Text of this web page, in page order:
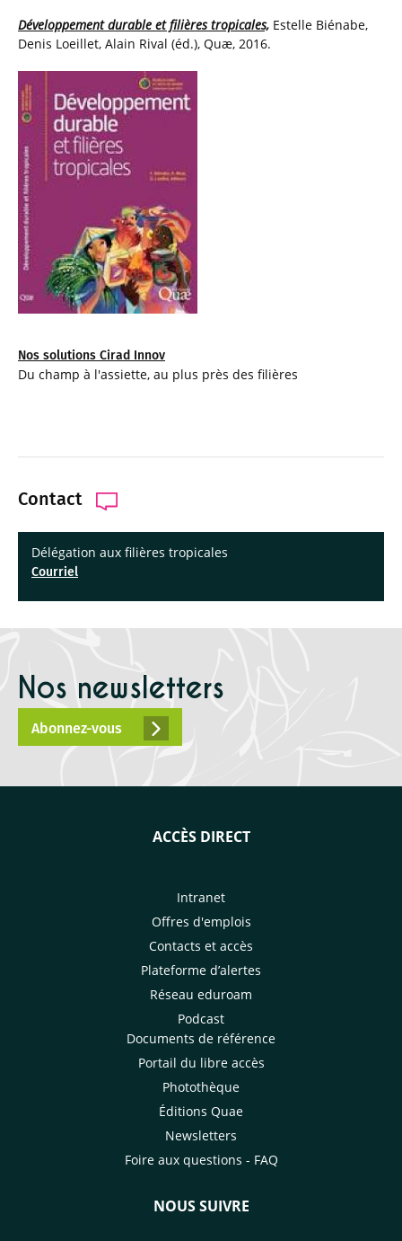
Développement durable et filières tropicales, Estelle Biénabe,
Denis Loeillet, Alain Rival (éd.), Quæ, 2016.
Nos solutions Cirad Innov
Du champ à l'assiette, au plus près des filières
Contact
Délégation aux filières tropicales
Courriel
Nos newsletters
Abonnez-vous
ACCÈS DIRECT
Intranet
Offres d'emplois
Contacts et accès
Plateforme d’alertes
Réseau eduroam
Podcast
Documents de référence
Portail du libre accès
Photothèque
Éditions Quae
Newsletters
Foire aux questions - FAQ
NOUS SUIVRE